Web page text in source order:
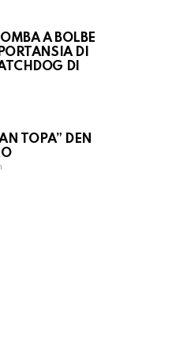
A BOLBE
DI
DI
TOPA” DEN